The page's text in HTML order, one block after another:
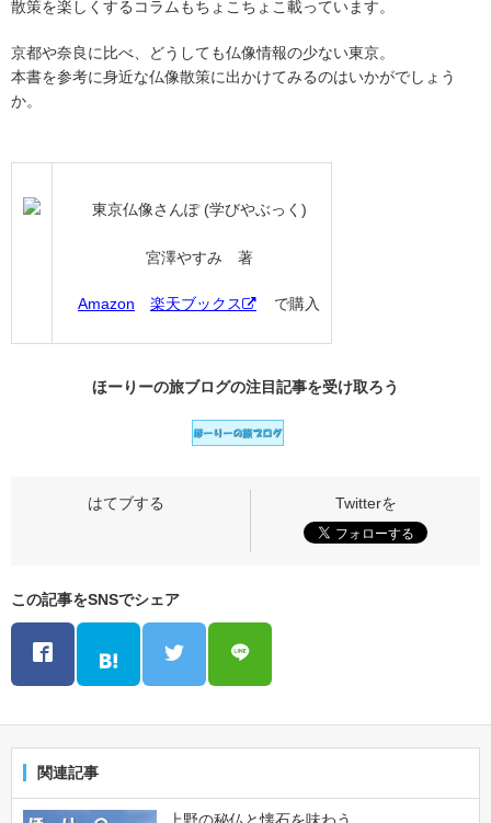
散策を楽しくするコラムもちょこちょこ載っています。
京都や奈良に比べ、どうしても仏像情報の少ない東京。
本書を参考に身近な仏像散策に出かけてみるのはいかがでしょう
か。
東京仏像さんぽ (学びやぶっく)
宮澤やすみ 著
Amazon 楽天ブックス で購入
ほーりーの旅ブログの注目記事を受け取ろう
この記事をSNSでシェア
関連記事